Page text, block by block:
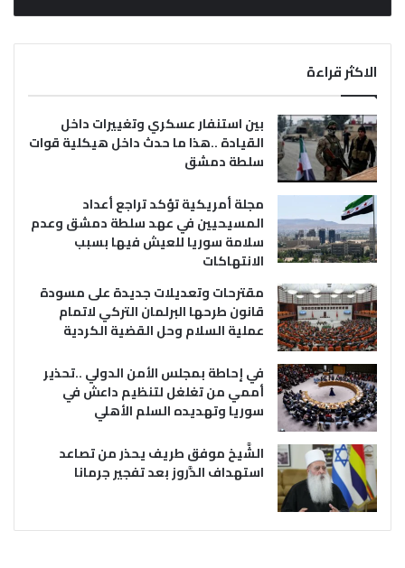
الاكثر قراءة
بين استنفار عسكري وتغييرات داخل
القيادة ..هذا ما حدث داخل هيكلية قوات
سلطة دمشق
مجلة أمريكية تؤكد تراجع أعداد
المسيحيين في عهد سلطة دمشق وعدم
سلامة سوريا للعيش فيها بسبب
الانتهاكات
مقترحات وتعديلات جديدة على مسودة
قانون طرحها البرلمان التركي لاتمام
عملية السلام وحل القضية الكردية
في إحاطة بمجلس الأمن الدولي ..تحذير
أممي من تغلغل لتنظيم داعش في
سوريا وتهديده السلم الأهلي
الشَّيخ موفق طريف يحذر من تصاعد
استهداف الدَّروز بعد تفجير جرمانا